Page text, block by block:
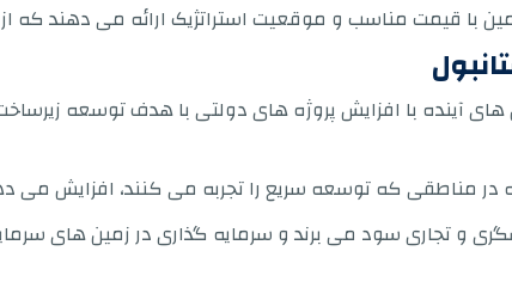
با قیمت مناسب و موقعیت استراتژیک ارائه می دهند
های آینده با افزایش پروژه های دولتی با هدف توسعه
در مناطقی که توسعه سریع را تجربه می کنند، افزایش می
تجاری سود می برند و سرمایه گذاری در زمین های سرمایه